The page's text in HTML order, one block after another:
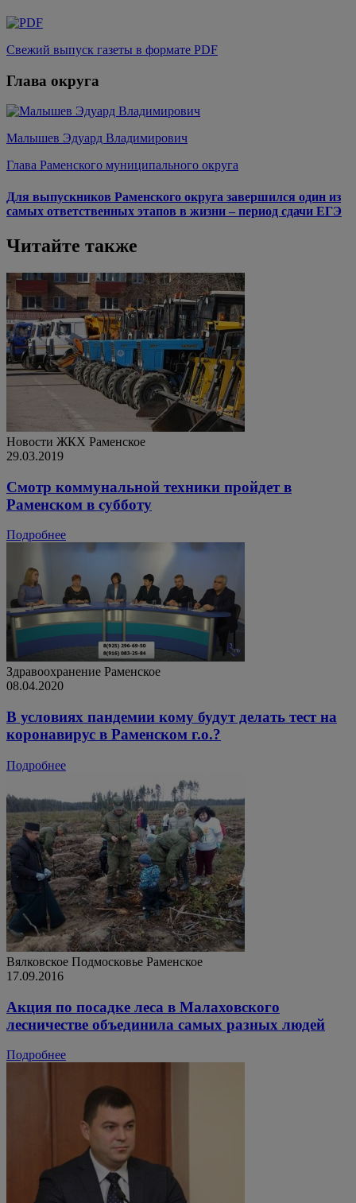
Свежий выпуск газеты в формате PDF
Глава округа
Малышев Эдуард Владимирович
Глава Раменского муниципального округа
Для выпускников Раменского округа завершился один из
самых ответственных этапов в жизни – период сдачи ЕГЭ
Читайте также
Новости ЖКХ Раменское
29.03.2019
Смотр коммунальной техники пройдет в
Раменском в субботу
Подробнее
Здравоохранение Раменское
08.04.2020
В условиях пандемии кому будут делать тест на
коронавирус в Раменском г.о.?
Подробнее
Вялковское Подмосковье Раменское
17.09.2016
Акция по посадке леса в Малаховского
лесничестве объединила самых разных людей
Подробнее